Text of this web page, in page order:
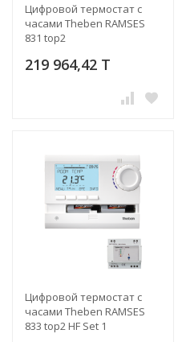
Цифровой термостат с
часами Theben RAMSES
831 top2
219 964,42 T
Цифровой термостат с
часами Theben RAMSES
833 top2 HF Set 1